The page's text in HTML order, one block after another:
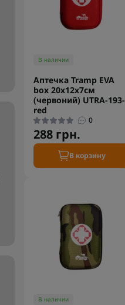
В наличии
Аптечка Tramp EVA
box 20х12х7см
(червоний) UTRA-193-
red
0
288 грн.
В корзину
В наличии